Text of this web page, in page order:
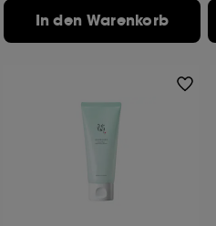
In den Warenkorb